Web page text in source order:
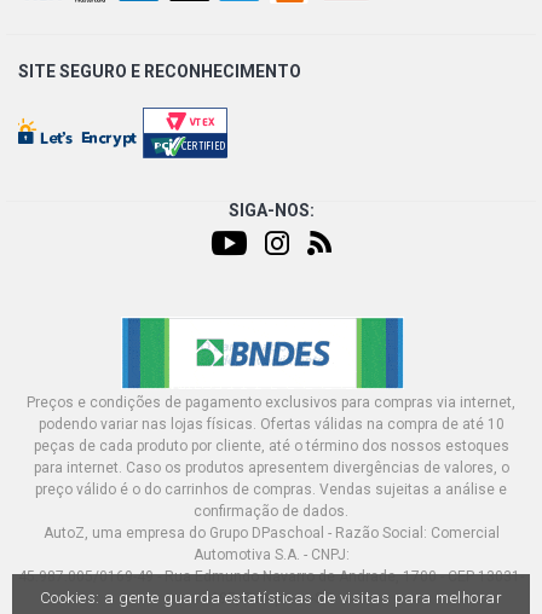
SITE SEGURO E RECONHECIMENTO
SIGA-NOS:
Preços e condições de pagamento exclusivos para compras via internet,
podendo variar nas lojas físicas. Ofertas válidas na compra de até 10
peças de cada produto por cliente, até o término dos nossos estoques
para internet. Caso os produtos apresentem divergências de valores, o
preço válido é o do carrinhos de compras. Vendas sujeitas a análise e
confirmação de dados.
AutoZ, uma empresa do Grupo DPaschoal - Razão Social: Comercial
Automotiva S.A. - CNPJ:
45.987.005/0169-49 - Rua Edmundo Navarro de Andrade, 1700 - CEP 13031-
695, Campinas-SP
Cookies: a gente guarda estatísticas de visitas para melhorar